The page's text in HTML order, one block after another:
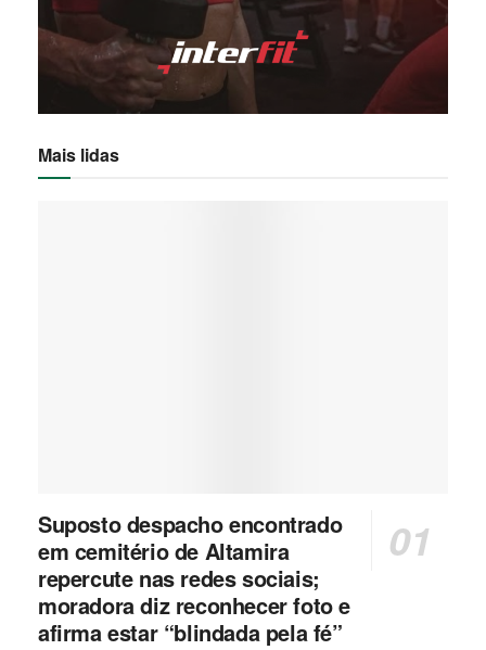
Mais lidas
Suposto despacho encontrado
em cemitério de Altamira
repercute nas redes sociais;
moradora diz reconhecer foto e
afirma estar “blindada pela fé”